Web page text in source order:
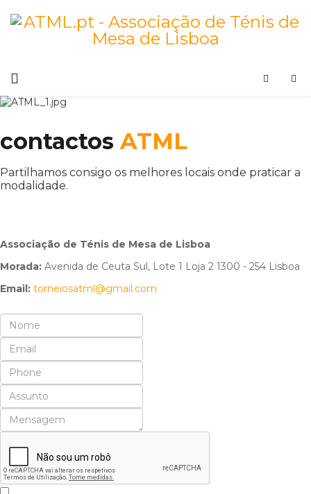
contactos ATML
Partilhamos consigo os melhores locais onde praticar a
modalidade.
Associação de Ténis de Mesa de Lisboa
Morada: Avenida de Ceuta Sul, Lote 1 Loja 2 1300 - 254 Lisboa
Email: torneiosatml@gmail.com